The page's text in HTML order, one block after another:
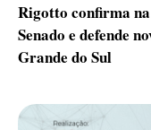
Rigotto confirma
Senado e defende
Grande do Sul